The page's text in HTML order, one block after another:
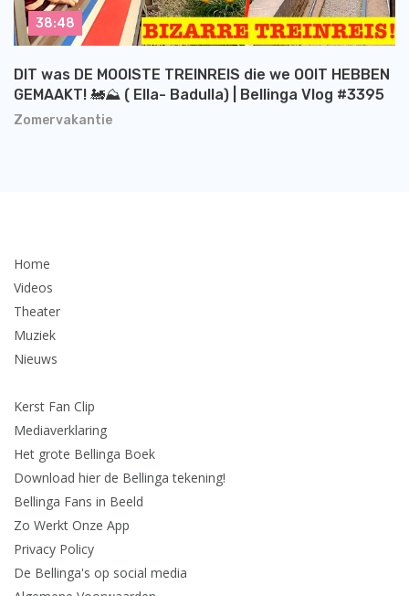
Zomervakantie
DIT was DE MOOISTE TREINREIS die we OOIT HEBBEN
GEMAAKT! 🚂⛰️ ( Ella- Badulla) | Bellinga Vlog #3395
38:48
Home
Videos
Theater
Muziek
Nieuws
Kerst Fan Clip
Mediaverklaring
Het grote Bellinga Boek
Download hier de Bellinga tekening!
Bellinga Fans in Beeld
Zo Werkt Onze App
Privacy Policy
De Bellinga's op social media